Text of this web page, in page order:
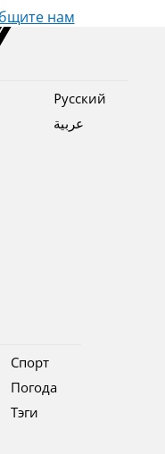
нам
Pусский
عربية
Спорт
Погода
Тэги